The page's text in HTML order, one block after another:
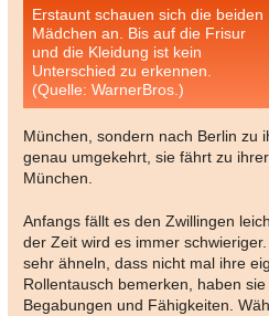
Erstaunt schauen sich die beiden
Mädchen an. Bis auf die Frisur
und die Kleidung ist kein
Unterschied zu erkennen.
(Quelle: WarnerBros.)
München, sondern nach Berlin zu
genau umgekehrt, sie fährt zu
München.
Anfangs fällt es den Zwillingen
der Zeit wird es immer
sehr ähneln, dass nicht mal ihre
Rollentausch bemerken, haben
Begabungen und Fähigkeiten.